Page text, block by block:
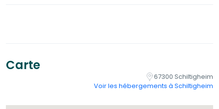
Carte
67300 Schiltigheim
Voir les hébergements à Schiltigheim